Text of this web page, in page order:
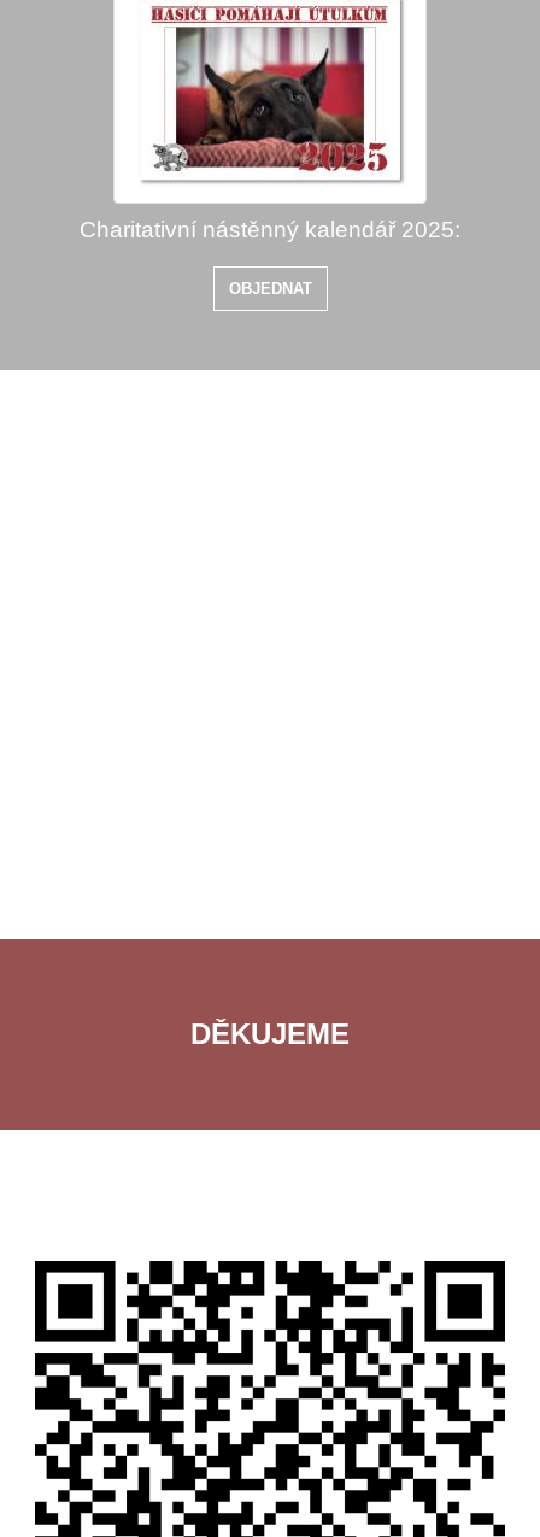
Charitativní nástěnný kalendář 2025:
OBJEDNAT
DĚKUJEME